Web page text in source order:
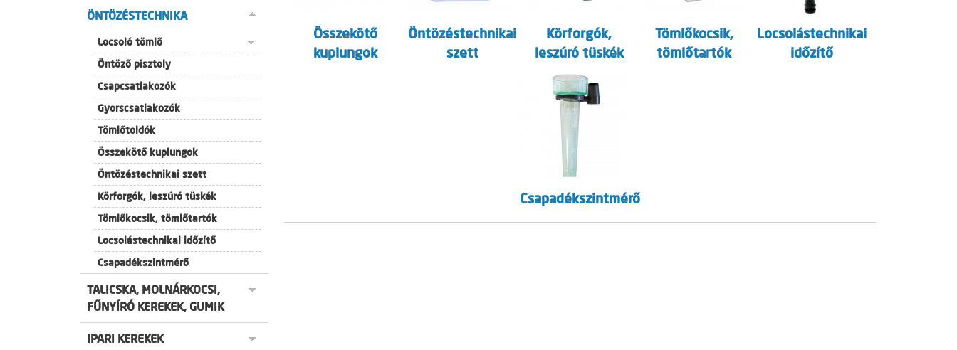
ÖNTÖZÉSTECHNIKA
Locsoló tömlő
Öntöző pisztoly
Csapcsatlakozók
Gyorscsatlakozók
Tömlőtoldók
Összekötő kuplungok
Öntözéstechnikai szett
Körforgók, leszúró tüskék
Tömlőkocsik, tömlőtartók
Locsolástechnikai időzítő
Csapadékszintmérő
TALICSKA, MOLNÁRKOCSI,
FŰNYÍRÓ KEREKEK, GUMIK
IPARI KEREKEK
Összekötő
kuplungok
Öntözéstechnikai
szett
Körforgók,
leszúró tüskék
Tömlőkocsik,
tömlőtartók
Locsolástechnikai
időzítő
Csapadékszintmérő